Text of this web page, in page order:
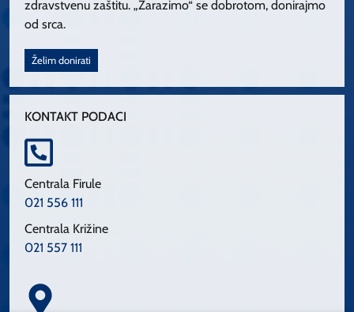
zdravstvenu zaštitu. „Zarazimo“ se dobrotom, donirajmo
od srca.
Želim donirati
KONTAKT PODACI
Centrala Firule
021 556 111
Centrala Križine
021 557 111